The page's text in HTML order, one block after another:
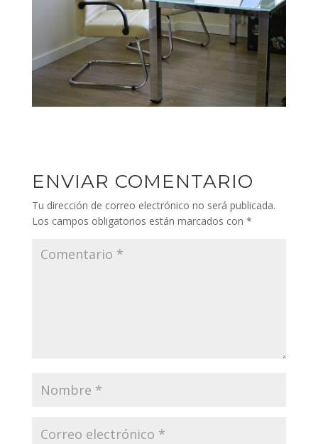
ENVIAR COMENTARIO
Tu dirección de correo electrónico no será publicada.
Los campos obligatorios están marcados con *